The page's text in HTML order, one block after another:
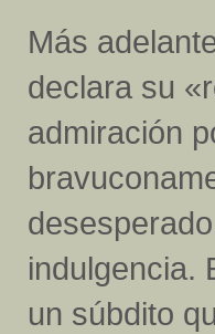
Más
declara su
admiración
indulgencia.
un súbdito